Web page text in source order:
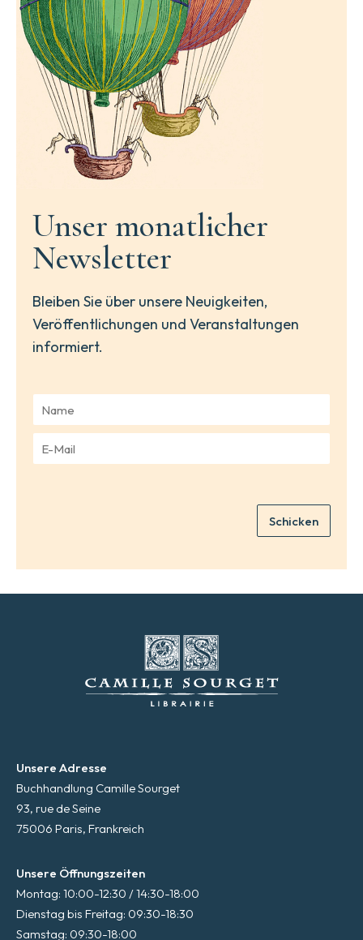
Unser monatlicher
Newsletter
Bleiben Sie über unsere Neuigkeiten,
Veröffentlichungen und Veranstaltungen
informiert.
m
*
Schicken
Unsere Adresse
Buchhandlung Camille Sourget
93, rue de Seine
75006 Paris, Frankreich
Unsere Öffnungszeiten
Montag: 10:00-12:30 / 14:30-18:00
Dienstag bis Freitag: 09:30-18:30
Samstag: 09:30-18:00